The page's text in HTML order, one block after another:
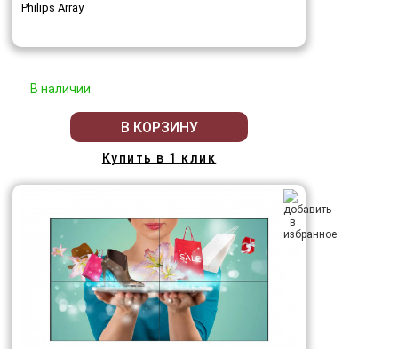
Philips Array
В наличии
В КОРЗИНУ
Купить в 1 клик